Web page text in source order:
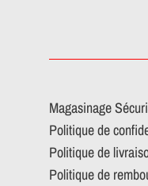
Magasinage
Politique de
Politique de
Politique de